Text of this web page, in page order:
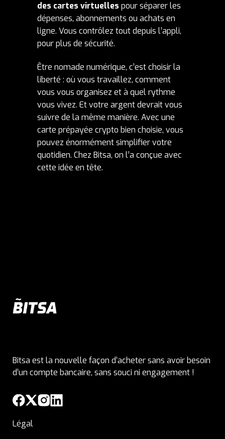
des cartes virtuelles pour séparer les
dépenses, abonnements ou achats en
ligne. Vous contrôlez tout depuis l’appli,
pour plus de sécurité.
Être nomade numérique, c’est choisir la
liberté : où vous travaillez, comment
vous vous organisez et à quel rythme
vous vivez. Et votre argent devrait vous
suivre de la même manière. Avec une
carte prépayée crypto bien choisie, vous
pouvez énormément simplifier votre
quotidien. Chez Bitsa, on l’a conçue avec
cette idée en tête.
Bitsa est la nouvelle façon d’acheter sans avoir besoin
d’un compte bancaire, sans souci ni engagement !
Légal